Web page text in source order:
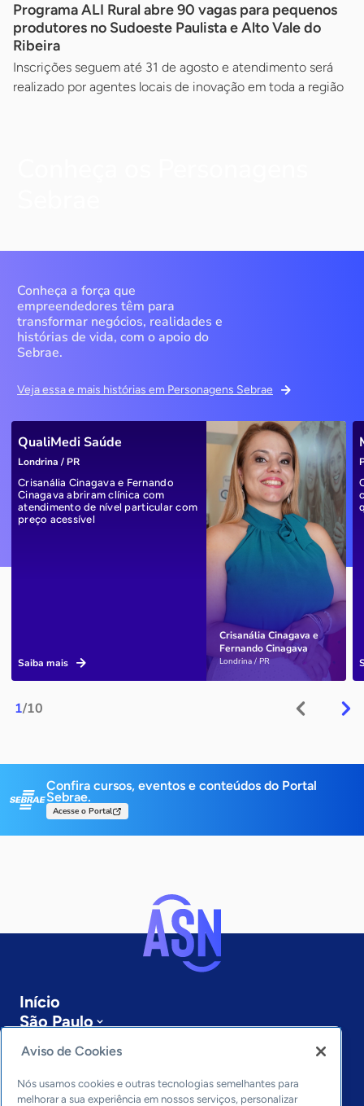
Programa ALI Rural abre 90 vagas para pequenos
produtores no Sudoeste Paulista e Alto Vale do
Ribeira
Inscrições seguem até 31 de agosto e atendimento será
realizado por agentes locais de inovação em toda a região
Conheça a força que
empreendedores têm para
transformar negócios, realidades e
histórias de vida, com o apoio do
Sebrae.
Veja essa e mais histórias em Personagens Sebrae
1/10
Crisanália Cinagava e
Fernando Cinagava
Londrina / PR
QualiMedi Saúde
Londrina / PR
Crisanália Cinagava e Fernando
Cinagava abriram clínica com
atendimento de nível particular com
preço acessível
Saiba mais
Confira cursos, eventos e conteúdos do Portal
Sebrae.
Acesse o Portal
Início
São Paulo
Sobre a ASN
Últimas notícias
Entre em contato
Editorias
Aviso de Cookies
Nós usamos cookies e outras tecnologias semelhantes para
melhorar a sua experiência em nossos serviços, personalizar